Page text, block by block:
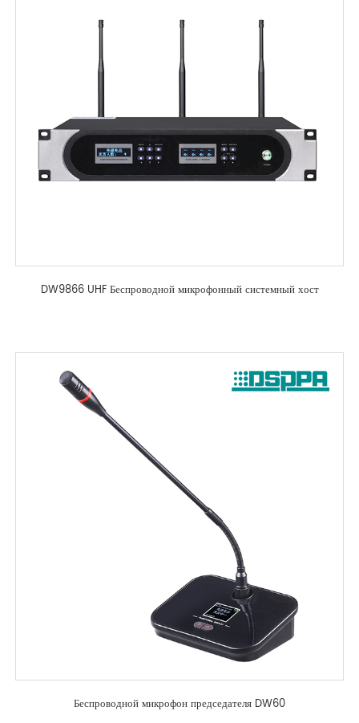
DW9866 UHF Беспроводной микрофонный системный хост
Беспроводной микрофон председателя DW60